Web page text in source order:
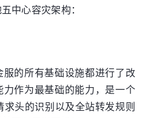
中心容灾架构：
的所有基础设施都进行了改
作为最基础的能力，是一个
头的识别以及全站转发规则